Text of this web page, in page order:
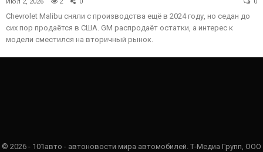
Июл 2, 2026 2 0 0
Chevrolet Malibu сняли с производства ещё в 2024 году, но седан до
сих пор продаётся в США. GM распродаёт остатки, а интерес к
модели сместился на вторичный рынок.
© 2026 - 101авто - автоновости мира автомобилей. Т-Медиа Групп, ООО